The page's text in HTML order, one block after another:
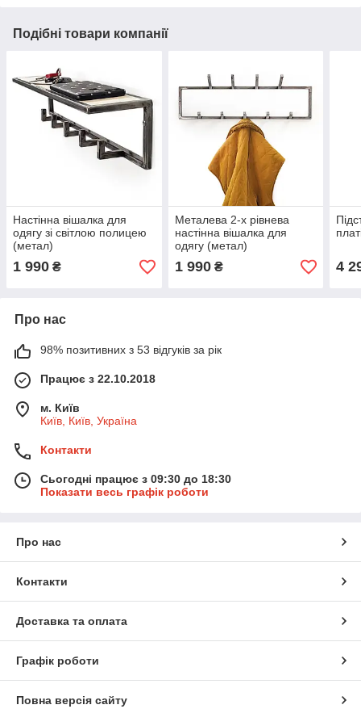
Подібні товари компанії
Настінна вішалка для
одягу зі світлою полицею
(метал)
1 990 ₴
Металева 2-х рівнева
настінна вішалка для
одягу (метал)
1 990₴ 4
Про нас
98% позитивних з 53 відгуків за рік
Працює з 22.10.2018
м. Київ
Київ, Київ, Україна
Контакти
Сьогодні працює з 09:30 до 18:30
Показати весь графік роботи
Про нас
Контакти
Доставка та оплата
Графік роботи
Повна версія сайту